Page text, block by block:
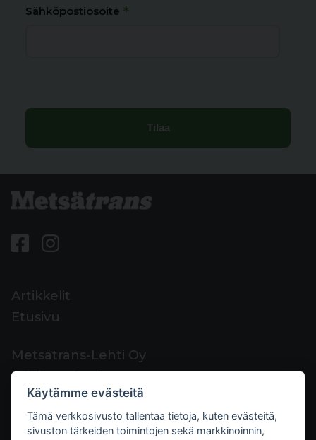
Sähköpostiosoite *
Artikkelit
Etusivu
Metsätrans-Lehti Oy
Asiakaspalvelu
Yhteystiedot
Palaute
Käytämme evästeitä
Tämä verkkosivusto tallentaa tietoja, kuten evästeitä,
sivuston tärkeiden toimintojen sekä markkinoinnin,